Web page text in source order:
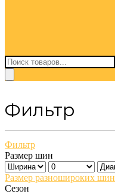
Поиск
товаров
Фильтр
Фильтр
Размер шин
Размер разношироких шин
Сезон